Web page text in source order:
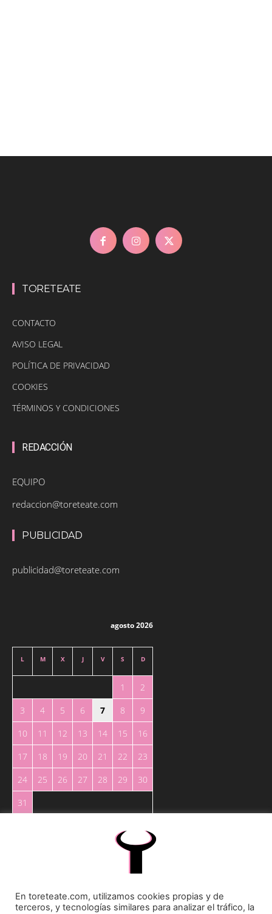
TORETEATE
CONTACTO
AVISO LEGAL
POLÍTICA DE PRIVACIDAD
COOKIES
TÉRMINOS Y CONDICIONES
REDACCIÓN
EQUIPO
redaccion@toreteate.com
PUBLICIDAD
publicidad@toreteate.com
agosto 2026
L M X J V S D
1
2
3
4 5 6 7 8
9
10
11 12 13 14 15
16
17
18 19 20 21 22
23
24
25 26 27 28 29
30
31
Toreteate Ⓒ 2023. Todos los derechos reservados
En toreteate.com, utilizamos cookies propias y de
terceros, y tecnologías similares para analizar el tráfico, la